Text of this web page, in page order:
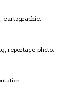
cartographie.
reportage photo.